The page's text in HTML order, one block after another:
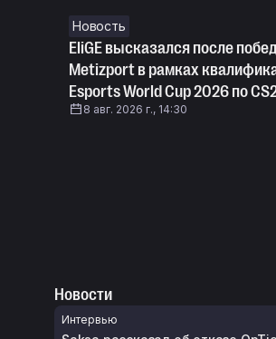
Новость
EliGE высказался после
Metizport в рамках
Esports World Cup 2026 по
8 авг. 2026 г., 14:30
Новости
Интервью